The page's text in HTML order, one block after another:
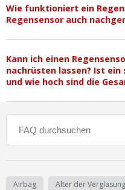
Lexikon
Ist Ihre
Wie funktioniert ein
Regensensor auch
Kann ich einen
nachrüsten lassen? Ist
und wie hoch sind die
Airbag Alter der Verglasung